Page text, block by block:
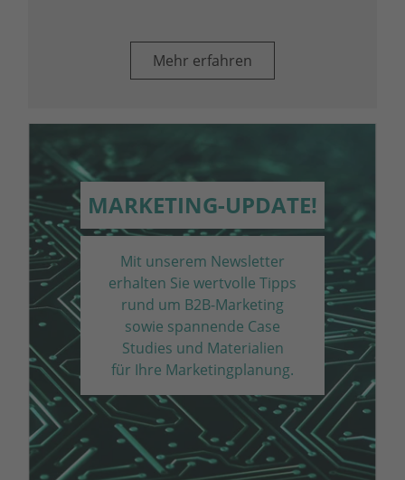
als ein Zertifikat – sie ist ein klares …
Mehr erfahren
MARKETING-UPDATE!
Mit unserem Newsletter
erhalten Sie wertvolle Tipps
rund um B2B-Marketing
sowie spannende Case
Studies und Materialien
für Ihre Marketing­planung.